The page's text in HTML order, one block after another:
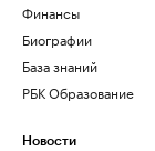
Финансы
Биографии
База знаний
РБК Образование
Новости